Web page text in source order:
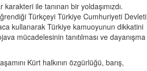
ile tanınan bir yoldaşımızdı.
Türkçeyi Türkiye Cumhuriyeti Devleti
kullanarak Türkiye kamuoyunun dikkatini
mücadelesinin tanıtılması ve dayanışma
Kürt halkının özgürlüğü, barış,